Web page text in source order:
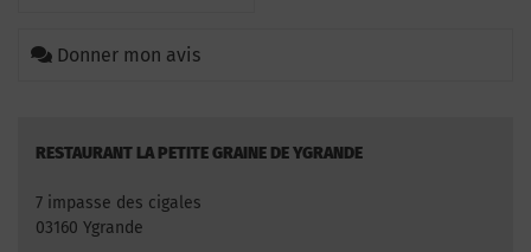
Donner mon avis
RESTAURANT LA PETITE GRAINE DE YGRANDE
7 impasse des cigales
03160 Ygrande